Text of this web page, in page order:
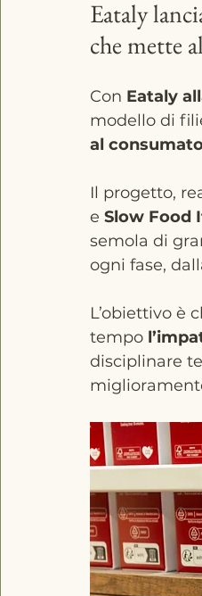
Eataly
che mette
Con Eataly
modello di
al
Il progetto,
e Slow Food
semola di
ogni fase,
L’obiettivo è
tempo
disciplinare